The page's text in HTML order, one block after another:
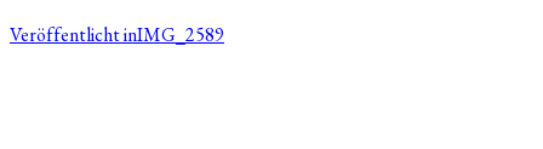
Veröffentlicht inIMG_2589